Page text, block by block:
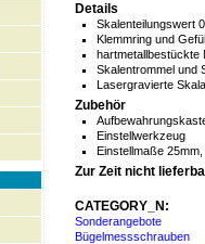
Details
Skalenteilungswert
Klemmring und
hartmetallbestückte
Skalentrommel und
Lasergravierte Skala
Zubehör
Einstellwerkzeug
Einstellmaße
Zur Zeit nicht
CATEGORY_N:
Sonderangebote
Bügelmessschrauben